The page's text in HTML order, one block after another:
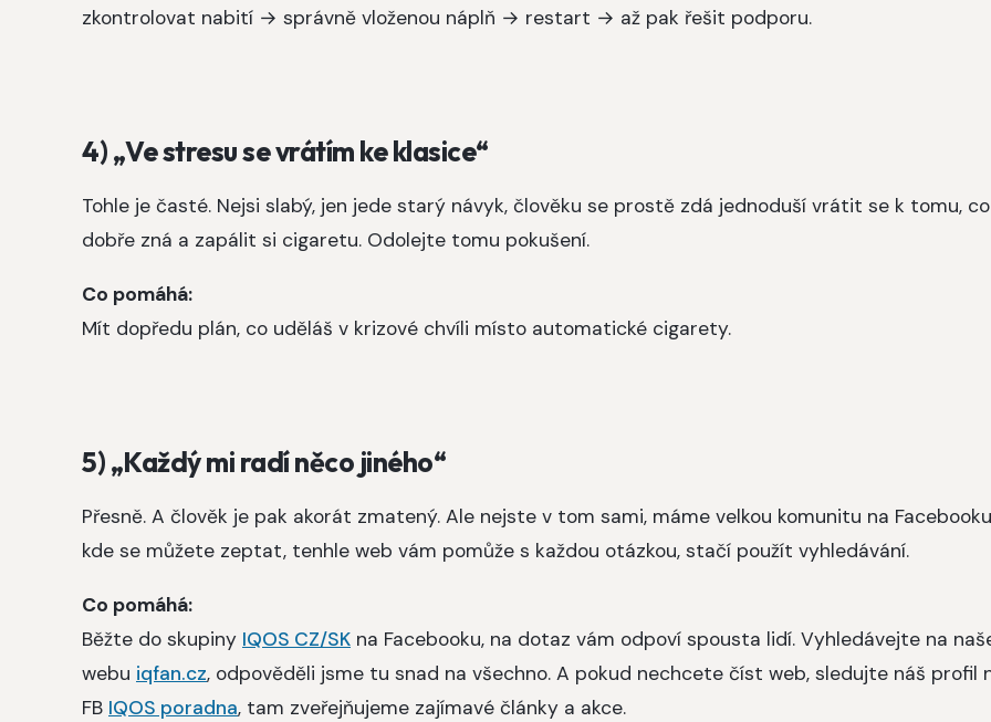
zkontrolovat nabití → správně vloženou náplň → restart → až pak řešit podporu.
4) „Ve stresu se vrátím ke klasice“
Tohle je časté. Nejsi slabý, jen jede starý návyk, člověku se prostě zdá jednoduší vrátit se k tomu, co
dobře zná a zapálit si cigaretu. Odolejte tomu pokušení.
Co pomáhá:
Mít dopředu plán, co uděláš v krizové chvíli místo automatické cigarety.
5) „Každý mi radí něco jiného“
Přesně. A člověk je pak akorát zmatený. Ale nejste v tom sami, máme velkou komunitu na
kde se můžete zeptat, tenhle web vám pomůže s každou otázkou, stačí použít vyhledávání.
Co pomáhá:
Běžte do skupiny IQOS CZ/SK na Facebooku, na dotaz vám odpoví spousta lidí. Vyhledávejte na
webu iqfan.cz, odpověděli jsme tu snad na všechno. A pokud nechcete číst web, sledujte náš profil
FB IQOS poradna, tam zveřejňujeme zajímavé články a akce.